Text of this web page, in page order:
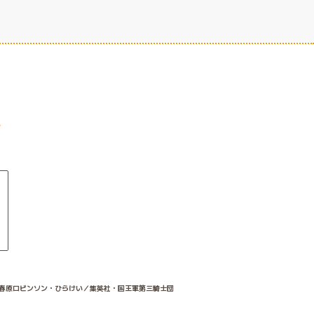
原ロビンソン・ひらけい／集英社・国王軍第三騎士団